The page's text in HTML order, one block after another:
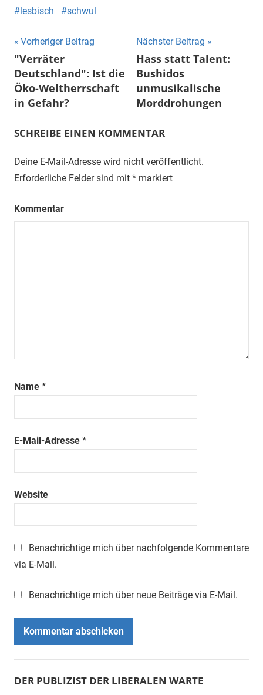
lesbisch
schwul
Beitragsnavigation
Vorheriger Beitrag
"Verräter
Deutschland": Ist die
Öko-Weltherrschaft
in Gefahr?
Nächster Beitrag
Hass statt Talent:
Bushidos
unmusikalische
Morddrohungen
SCHREIBE EINEN KOMMENTAR
Deine E-Mail-Adresse wird nicht veröffentlicht.
Erforderliche Felder sind mit * markiert
Kommentar
Name *
E-Mail-Adresse *
Website
Benachrichtige mich über nachfolgende Kommentare
via E-Mail.
Benachrichtige mich über neue Beiträge via E-Mail.
DER PUBLIZIST DER LIBERALEN WARTE